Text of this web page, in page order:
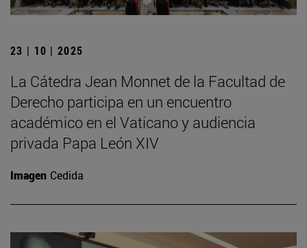
23 | 10 | 2025
La Cátedra Jean Monnet de la Facultad de
Derecho participa en un encuentro
académico en el Vaticano y audiencia
privada Papa León XIV
Imagen Cedida